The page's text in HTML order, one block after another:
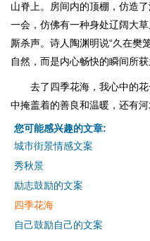
山脊上。房间内的顶棚，仿造
一会，仿佛有一种身处辽阔大
厮杀声。诗人陶渊明说“久在樊
自然，而是内心畅快的瞬间所获
去了四季花海，我心中的
中掩盖着的善良和温暖，还有
您可能感兴趣的文章:
城市街景情感文案
秀秋景
励志鼓励的文案
四季花海
自己鼓励自己的文案